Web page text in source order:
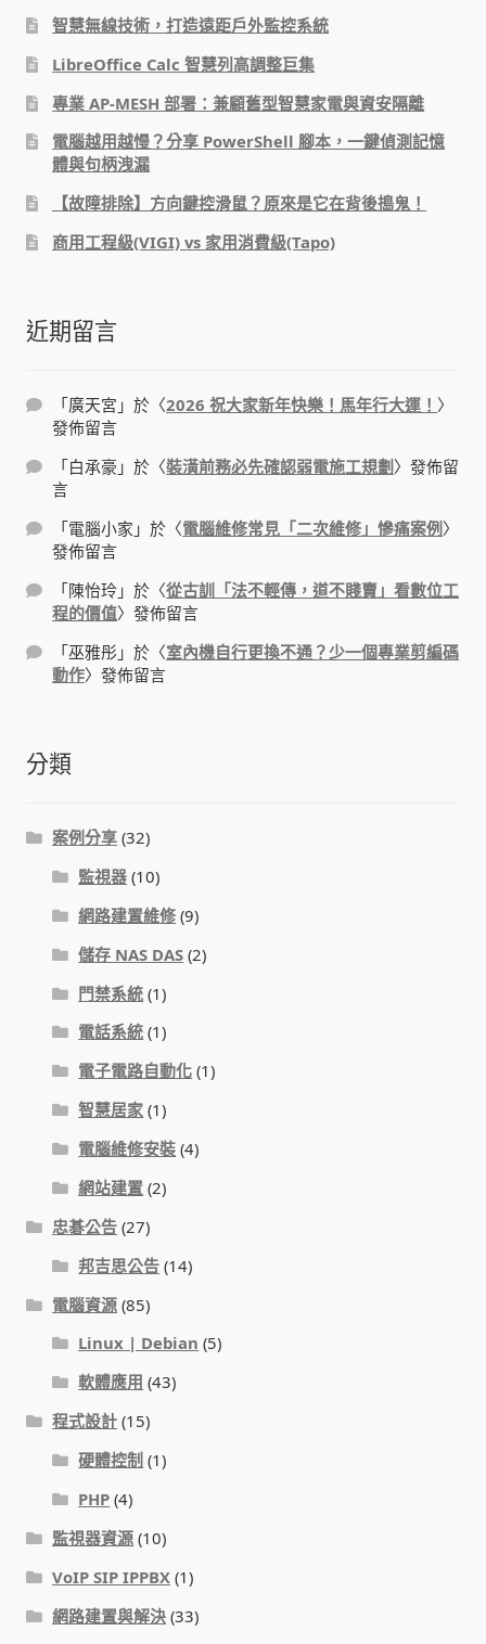
公益贊助、社會貢獻
聯盟合作包商
電腦維修銷售
電腦維護合約
電腦租賃方案
捷元電腦 NUC迷你電腦 伺服器
飛碟 不斷電 UPS / 穩壓器 AVR
遠距教學、在家辦公
數位廣告看板播放器
網路規劃架設
NAS到府安裝服務
出租套房出租 網路維護管理 房東免煩惱
WIFI Wi-Fi 無線熱點 無線網路
網路硬體設備
居易科技DrayTek/裕笠科技Ublink
印表列印伺服器
虛擬機 Virtual machine VirtualBox Hyper-V
網路 到府檢測 連線設定
TP-Link TAIWAN(普聯技術)
智慧無線技術，打造遠距戶外監控系統
LibreOffice Calc 智慧列高調整巨集
專業 AP-MESH 部署：兼顧舊型智慧家電與資安隔離
電腦越用越慢？分享 PowerShell 腳本，一鍵偵測記憶
體與句柄洩漏
【故障排除】方向鍵控滑鼠？原來是它在背後搗鬼！
商用工程級(VIGI) vs 家用消費級(Tapo)
近期留言
「廣天宮 」於〈2026 祝大家新年快樂！馬年行大運！ 〉
發佈留言
「白承豪 」於〈裝潢前務必先確認弱電施工規劃 〉發佈留
言
「電腦小家 」於〈電腦維修常見「二次維修」慘痛案例 〉
發佈留言
「陳怡玲 」於〈從古訓「法不輕傳，道不賤賣」看數位工
程的價值〉發佈留言
「巫雅彤 」於〈室內機自行更換不通？少一個專業剪編碼
動作〉發佈留言
分類
案例分享 (32)
監視器 (10)
網路建置維修 (9)
儲存 NAS DAS (2)
門禁系統 (1)
電話系統 (1)
電子電路自動化 (1)
智慧居家 (1)
電腦維修安裝 (4)
網站建置 (2)
忠碁公告 (27)
邦吉思公告 (14)
電腦資源 (85)
Linux | Debian (5)
軟體應用 (43)
程式設計 (15)
硬體控制 (1)
PHP (4)
監視器資源 (10)
VoIP SIP IPPBX (1)
網路建置與解決 (33)